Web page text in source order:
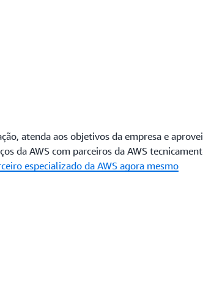
atenda aos objetivos da empresa e
da AWS com parceiros da AWS
especializado da AWS agora mesmo